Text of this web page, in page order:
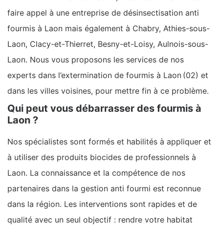
faire appel à une entreprise de désinsectisation anti
fourmis à Laon mais également à Chabry, Athies-sous-
Laon, Clacy-et-Thierret, Besny-et-Loisy, Aulnois-sous-
Laon. Nous vous proposons les services de nos
experts dans l’extermination de fourmis à Laon (02) et
dans les villes voisines, pour mettre fin à ce problème.
Qui peut vous débarrasser des fourmis à
Laon ?
Nos spécialistes sont formés et habilités à appliquer et
à utiliser des produits biocides de professionnels à
Laon. La connaissance et la compétence de nos
partenaires dans la gestion anti fourmi est reconnue
dans la région. Les interventions sont rapides et de
qualité avec un seul objectif : rendre votre habitat